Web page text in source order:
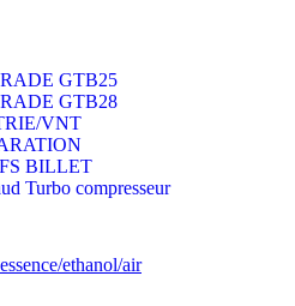
GTB25
GTB28
VNT
BILLET
Turbo compresseur
ethanol/air